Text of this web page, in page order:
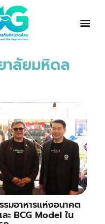
าลัยมหิดล
มอาหารแห่งอนาคต
ะ BCG Model ใน